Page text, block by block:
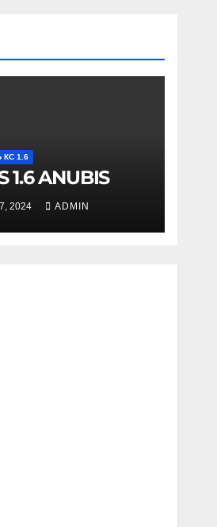
КС 1.6
1.6 ANUBIS
2024 ADMIN